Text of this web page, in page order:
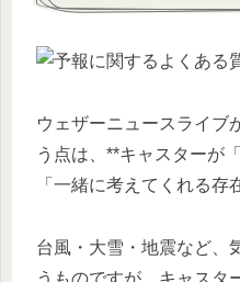
ウェザーニュースライブ
う点は、**キャスターが
「一緒に考えてくれる存
台風・大雪・地震など、
うものですが、キャスタ